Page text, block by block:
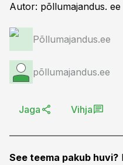
Autor: põllumajandus. ee
Põllumajandus.ee
põllumajandus.ee
Jaga Vihja
See teema pakub huvi?